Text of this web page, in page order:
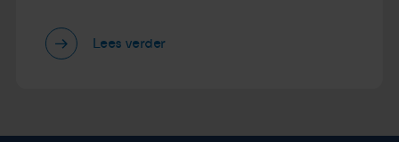
Lees verder